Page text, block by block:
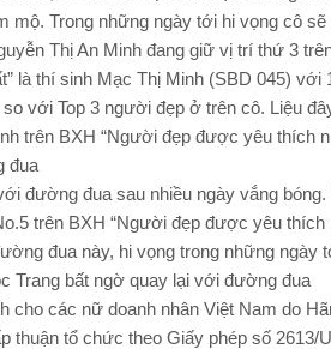
mộ. Trong những ngày tới hi vọng cô
Thị An Minh đang giữ vị trí thứ 3
là thí sinh Mạc Thị Minh (SBD 045) với
với Top 3 người đẹp ở trên cô. Liệu
trên BXH “Người đẹp được yêu thích
đua
đường đua sau nhiều ngày vắng
trên BXH “Người đẹp được yêu thích
đua này, hi vọng trong những ngày
Trang bất ngờ quay lại với đường đua
cho các nữ doanh nhân Việt Nam do
tổ chức theo Giấy phép số 2613/